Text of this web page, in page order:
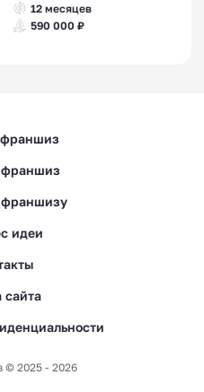
12 месяцев
590 000 ₽
франшиз
франшиз
франшизу
идеи
сайта
2025 - 2026